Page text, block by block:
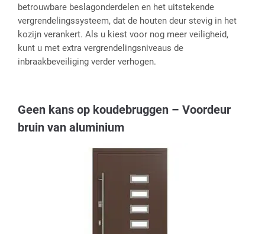
betrouwbare beslagonderdelen en het uitstekende
vergrendelingssysteem, dat de houten deur stevig in het
kozijn verankert. Als u kiest voor nog meer veiligheid,
kunt u met extra vergrendelingsniveaus de
inbraakbeveiliging verder verhogen.
Geen kans op koudebruggen – Voordeur
bruin van aluminium